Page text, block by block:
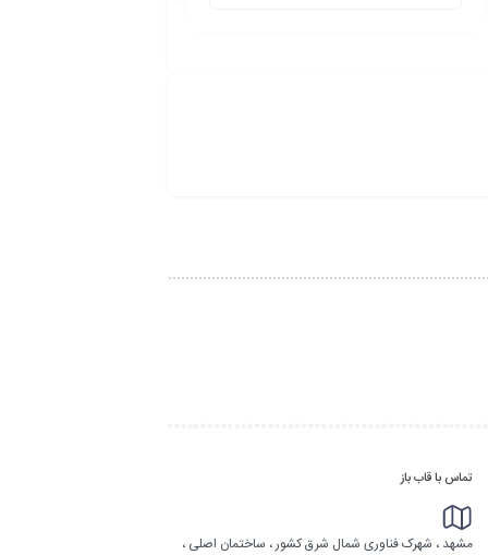
تماس با قاب باز
مشهد ، شهرک فناوری شمال شرق کشور ، ساختمان اصلی ،